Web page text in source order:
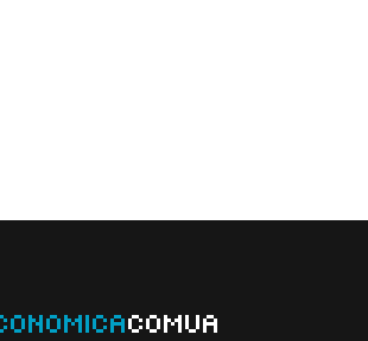
COMUA